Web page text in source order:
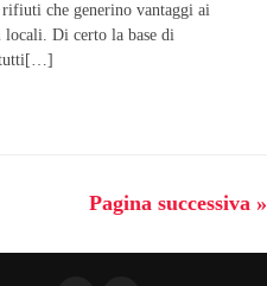
che generino vantaggi ai
Di certo la base di
tutti[…]
Pagina successiva »